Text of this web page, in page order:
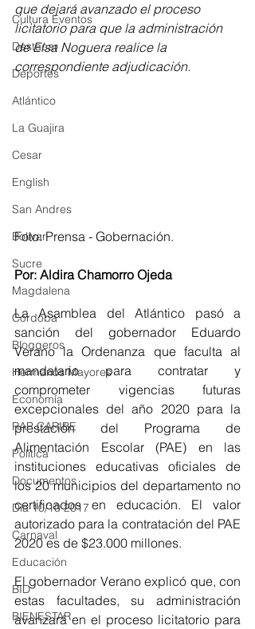
Cultura Eventos
Destacar
Deportes
Atlántico
La Guajira
Cesar
English
San Andres
Bolívar
Sucre
Magdalena
Córdoba
Bloggeros
Hermanos Mayores
Economía
RAP CARIBE
Política
Documentos
Día 10/10 2017
Carnaval
Educación
BID
BIENESTAR
que dejará avanzado el proceso
licitatorio para que la administración
de Elsa Noguera realice la
correspondiente adjudicación.
Foto: Prensa - Gobernación.
Por: Aldira Chamorro Ojeda
La Asamblea del Atlántico pasó a
sanción del gobernador Eduardo
Verano la Ordenanza que faculta al
mandatario para contratar y
comprometer vigencias futuras
excepcionales del año 2020 para la
prestación del Programa de
Alimentación Escolar (PAE) en las
instituciones educativas oficiales de
los 20 municipios del departamento no
certificados en educación. El valor
autorizado para la contratación del PAE
2020 es de $23.000 millones.
El gobernador Verano explicó que, con
estas facultades, su administración
avanzará en el proceso licitatorio para